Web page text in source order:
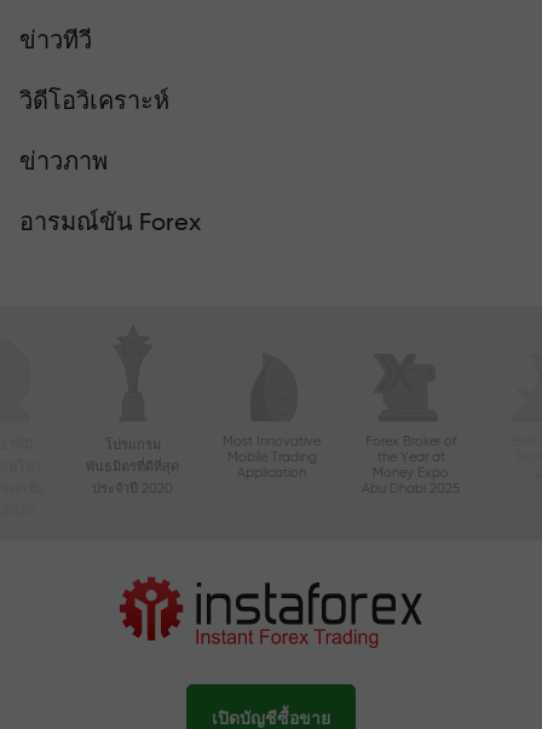
ข่าวทีวี
วิดีโอวิเคราะห์
ข่าวภาพ
อารมณ์ขัน Forex
โปรแกรม
พันธมิตรที่ดีที่สุด
ประจำปี 2020
Most Innovative
Mobile Trading
Application
Forex Broker of
the Year at
Money Expo
Abu Dhabi 2025
เปิดบัญชีซื้อขาย